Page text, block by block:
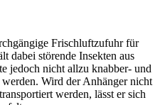
Frischluftzufuhr für
dabei störende Insekten aus
jedoch nicht allzu knabber- und
Wird der Anhänger nicht
werden, lässt er sich